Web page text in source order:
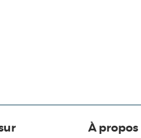
À propos